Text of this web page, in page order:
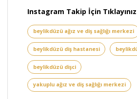
Instagram Takip İçin Tıklayınız
beylikdüzü ağız ve diş sağlığı merkezi
beylikdüzü diş hastanesi
beylikdüzü dişci
yakuplu ağız ve diş sağlığı merkezi